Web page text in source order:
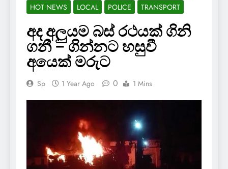
HOT NEWS
LOCAL POLICE TRANSPORT
අද අලුයම බස් රථයක් ගිනි
ගනී – ගින්නට හසුවී
අයෙක් මරුට
Sp 1 Year Ago 0 1 Mins